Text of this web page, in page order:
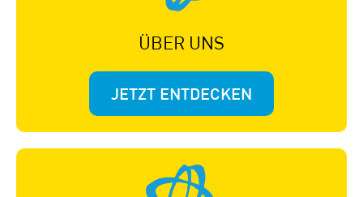
ÜBER UNS
JETZT ENTDECKEN